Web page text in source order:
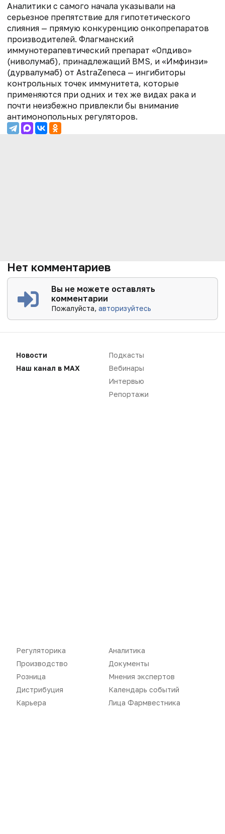
Аналитики с самого начала указывали на
серьезное препятствие для гипотетического
слияния — прямую конкуренцию онкопрепаратов
производителей. Флагманский
иммунотерапевтический препарат «Опдиво»
(ниволумаб), принадлежащий BMS, и «Имфинзи»
(дурвалумаб) от AstraZeneca — ингибиторы
контрольных точек иммунитета, которые
применяются при одних и тех же видах рака и
почти неизбежно привлекли бы внимание
антимонопольных регуляторов.
Нет комментариев
Вы не можете оставлять
комментарии
Пожалуйста,авторизуйтесь
Документы
Аптекарь
Реклама в газете
Контакты
Новости
Наш канал в MAX
Подкасты
Вебинары
Интервью
Репортажи
Регуляторика
Производство
Розница
Дистрибуция
Карьера
Аналитика
Документы
Мнения экспертов
Календарь событий
Лица Фармвестника